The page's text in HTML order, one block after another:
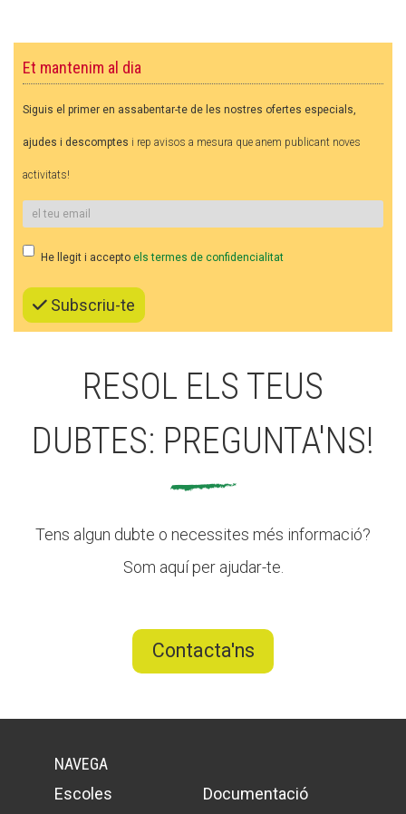
Et mantenim al dia
Siguis el primer en assabentar-te de les nostres ofertes especials,
ajudes i descomptes i rep avisos a mesura que anem publicant noves
activitats!
He llegit i accepto els termes de confidencialitat
Subscriu-te
RESOL ELS TEUS
DUBTES: PREGUNTA'NS!
Tens algun dubte o necessites més informació?
Som aquí per ajudar-te.
Contacta'ns
NAVEGA
Escoles
Documentació
ACCIÓ SOCIAL I JOVES
SUPORT TERCER SECTOR
Notícies